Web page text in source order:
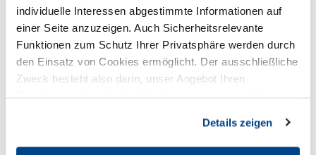
individuelle Interessen abgestimmte Informationen auf
einer Seite anzuzeigen. Auch Sicherheitsrelevante
Funktionen zum Schutz Ihrer Privatsphäre werden durch
den Einsatz von Cookies ermöglicht. Der ausschließliche
Zweck besteht also darin, unser Angebot Ihren
Details zeigen